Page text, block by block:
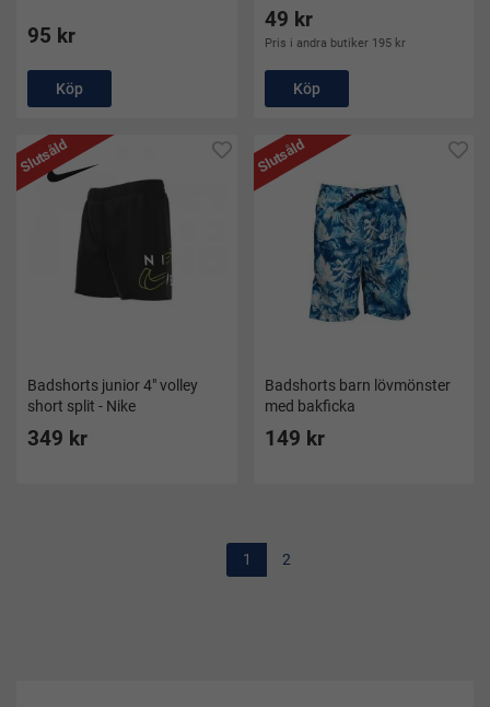
95 kr
Köp
49 kr
Pris i andra butiker 195 kr
Köp
Badshorts junior 4" volley
short split - Nike
Slutsåld
349 kr
Badshorts barn lövmönster
med bakficka
Slutsåld
149 kr
1 2